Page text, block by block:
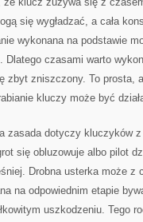
się wygładzać, a cała
wykonana na podstawie
Dlatego czasami warto
zbyt zniszczony. To prosta,
kluczy może być
zasada dotyczy kluczyków
się obluzowuje albo pilot
Drobna usterka może z
na odpowiednim etapie
uszkodzeniu. Tego